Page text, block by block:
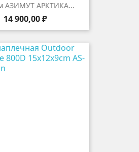
АЗИМУТ АРКТИКА...
Цена
14 900,00 ₽